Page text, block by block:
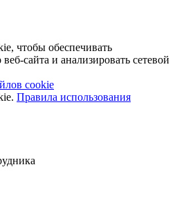
чтобы обеспечивать
сайта и анализировать сетевой
cookie
Правила использования